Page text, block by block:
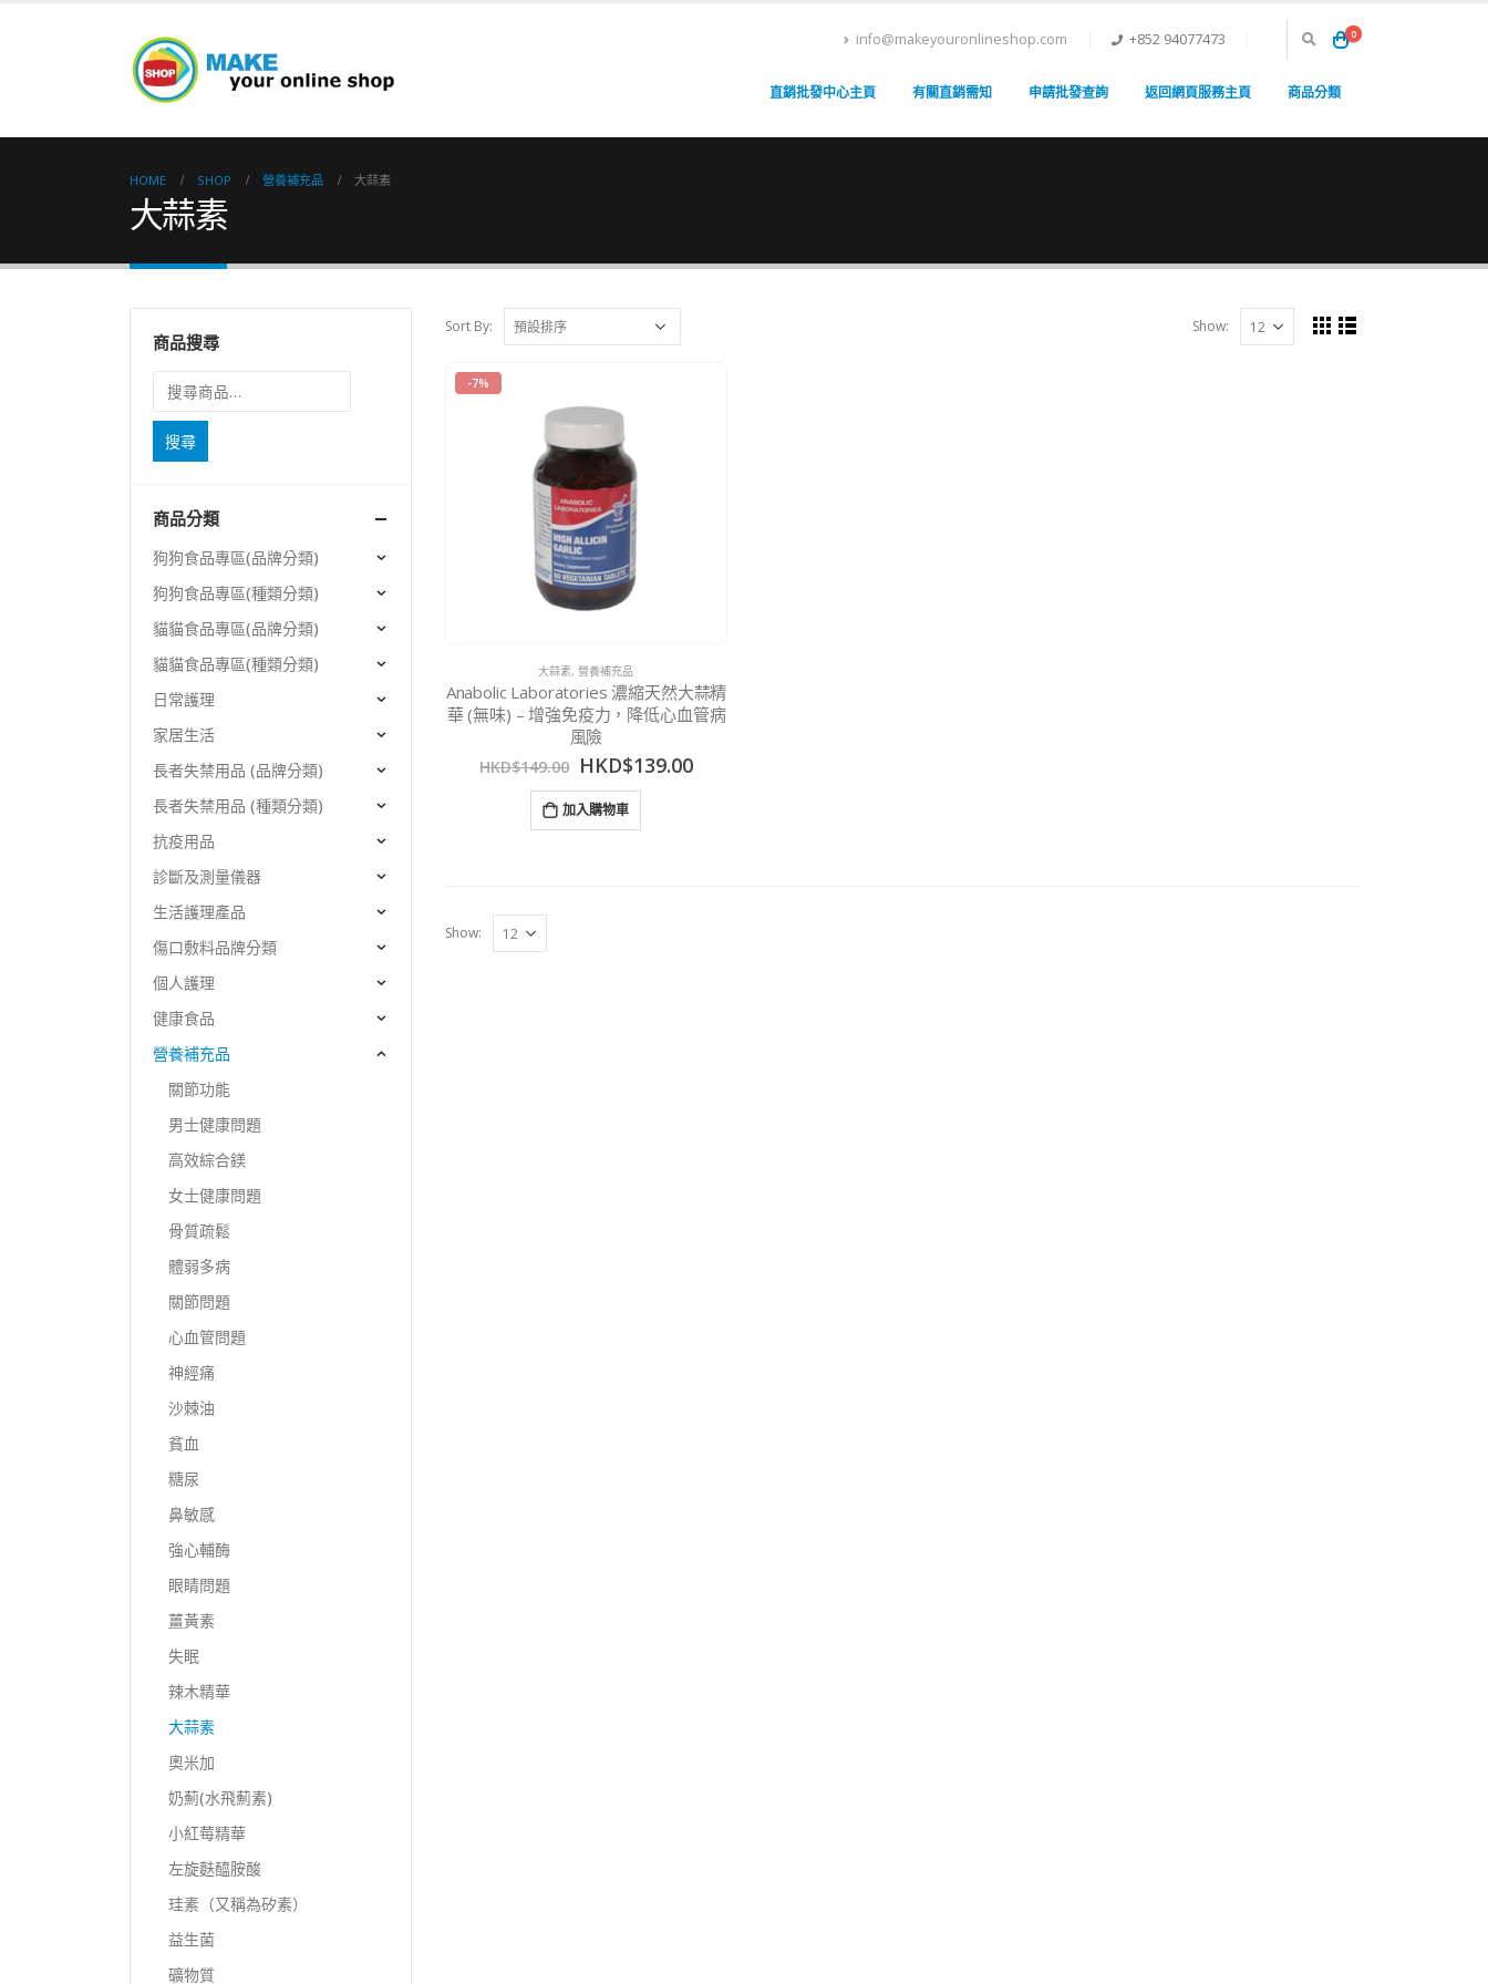
info@makeyouronlineshop.com +852 94077473 0
直銷批發中心主頁 有關直銷需知 申請批發查詢 返回網頁服務主頁 商品分類
HOME SHOP 營養補充品 大蒜素
大蒜素
Sort By: Show:
-7%
大蒜素,營養補充品
Anabolic Laboratories 濃縮天然大蒜精
華 (無味) – 增強免疫力，降低心血管病
風險
HKD$149.00 HKD$139.00
加入購物車
Show:
商品搜尋
搜尋
商品分類
狗狗食品專區(品牌分類)
狗狗食品專區(種類分類)
貓貓食品專區(品牌分類)
貓貓食品專區(種類分類)
日常護理
家居生活
長者失禁用品 (品牌分類)
長者失禁用品 (種類分類)
抗疫用品
診斷及測量儀器
生活護理產品
傷口敷料品牌分類
個人護理
健康食品
營養補充品
關節功能
男士健康問題
高效綜合鎂
女士健康問題
骨質疏鬆
體弱多病
關節問題
心血管問題
神經痛
沙棘油
貧血
糖尿
鼻敏感
強心輔酶
眼睛問題
薑黃素
失眠
辣木精華
大蒜素
奧米加
奶薊(水飛薊素)
小紅莓精華
左旋麩醯胺酸
珪素（又稱為矽素）
益生菌
礦物質